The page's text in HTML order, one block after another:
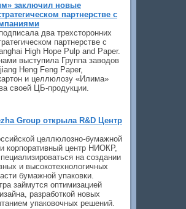
заключил новые
партнерстве с
два трехсторонних
партнерстве с
High Hope Pulp and Paper.
выступила Группа заводов
Heng Feng Paper,
и целлюлозу «Илима»
своей ЦБ-продукции.
Group открыла R&D Центр
целлюлозно-бумажной
корпоративный центр НИОКР,
на создании
и высокотехнологичных
бумажной упаковки.
займутся оптимизацией
разработкой новых
упаковочных решений.